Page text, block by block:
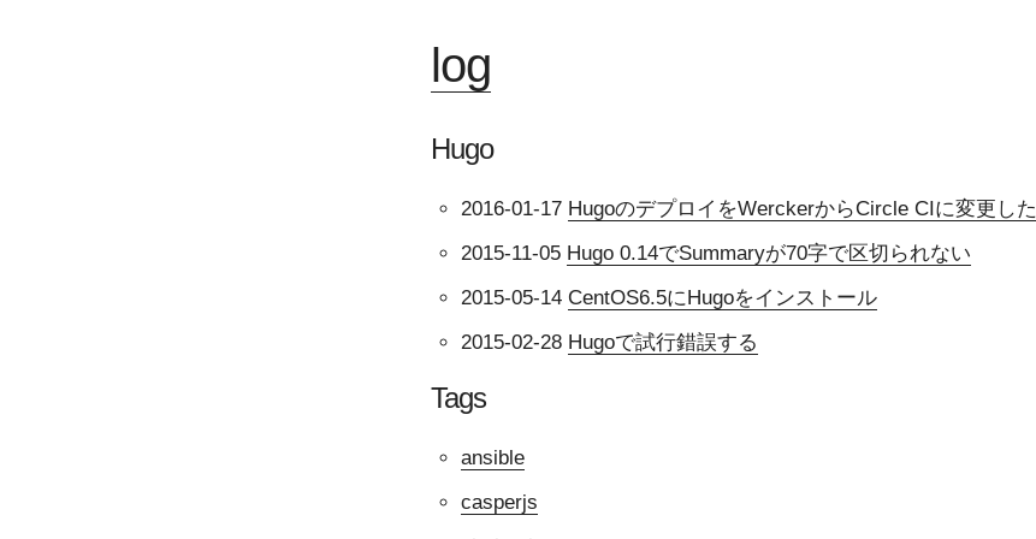
log
Hugo
2016-01-17 HugoのデプロイをWerckerからCircle CIに変更した
2015-11-05 Hugo 0.14でSummaryが70字で区切られない
2015-05-14CentOS6.5にHugoをインストール
2015-02-28 Hugoで試行錯誤する
Tags
ansible
casperjs